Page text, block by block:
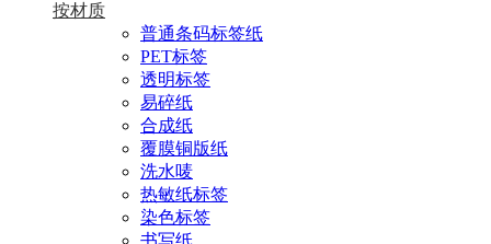
按材质
普通条码标签纸
PET标签
透明标签
易碎纸
合成纸
覆膜铜版纸
洗水唛
热敏纸标签
染色标签
书写纸